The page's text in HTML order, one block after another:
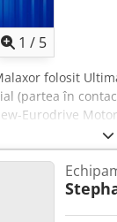
1 / 5
folosit
(partea în
Eurodrive
organului de